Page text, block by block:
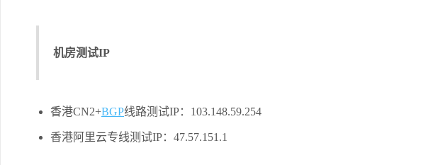
机房测试IP
香港CN2+BGP线路测试IP：103.148.59.254
香港阿里云专线测试IP：47.57.151.1